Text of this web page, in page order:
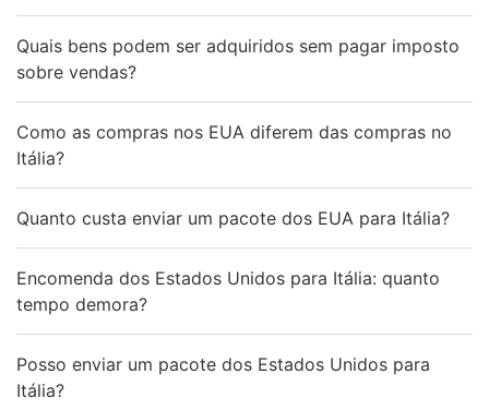
Quais bens podem ser adquiridos sem pagar imposto
sobre vendas?
Como as compras nos EUA diferem das compras no
Itália?
Quanto custa enviar um pacote dos EUA para Itália?
Encomenda dos Estados Unidos para Itália: quanto
tempo demora?
Posso enviar um pacote dos Estados Unidos para
Itália?